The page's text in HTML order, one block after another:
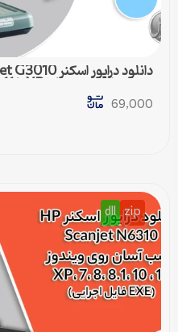
سریع برای ویندوزهای XP تا 11
69,000
zip
dll